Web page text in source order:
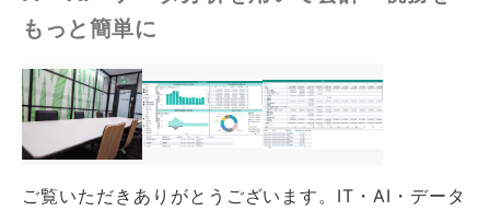
もっと簡単に
ご覧いただきありがとうございます。IT・AI・データ